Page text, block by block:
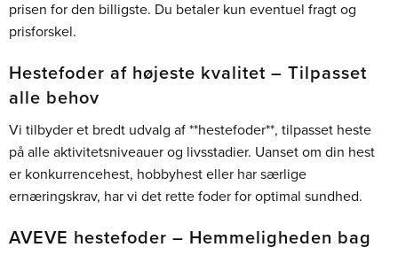
prisen for den billigste. Du betaler kun eventuel fragt og
prisforskel.
Hestefoder af højeste kvalitet – Tilpasset
alle behov
Vi tilbyder et bredt udvalg af **hestefoder**, tilpasset heste
på alle aktivitetsniveauer og livsstadier. Uanset om din hest
er konkurrencehest, hobbyhest eller har særlige
ernæringskrav, har vi det rette foder for optimal sundhed.
AVEVE hestefoder – Hemmeligheden bag